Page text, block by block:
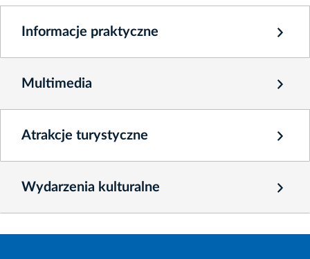
Informacje praktyczne
Multimedia
Atrakcje turystyczne
Wydarzenia kulturalne